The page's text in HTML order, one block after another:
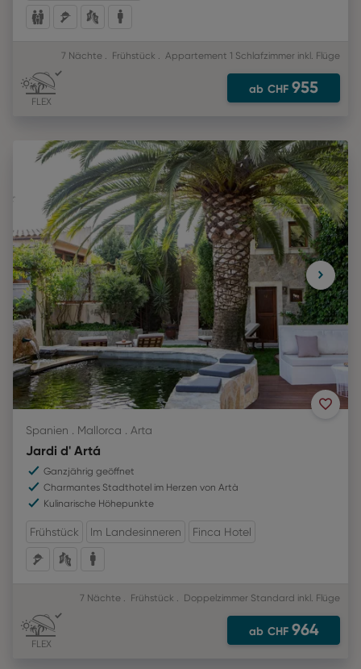
FLEX
7 Nächte Frühstück Appartement 1 Schlafzimmer inkl. Flüge
ab CHF 955
Spanien . Mallorca . Arta
Jardi d' Artá
Ganzjährig geöffnet
Charmantes Stadthotel im Herzen von Artà
Kulinarische Höhepunkte
Frühstück Im Landesinneren Finca Hotel
FLEX
7 Nächte Frühstück Doppelzimmer Standard inkl. Flüge
ab CHF 964